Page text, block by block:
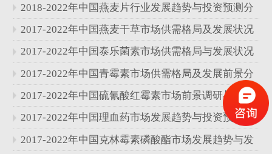
加入我们
况与竞争调研分析报告
2018-2022年中国燕麦片行业发展趋势与投资预测分
析报告
2017-2022年中国燕麦干草市场供需格局及发展状况
分析报告
2017-2022年中国泰乐菌素市场供需格局与发展状况
分析报告
2017-2022年中国青霉素市场供需格局及发展前景分
析报告
2017-2022年中国硫氰酸红霉素市场前景调研与发展
战略分析报告
2017-2022年中国理血药市场发展趋势与投资预测分
析报告
2017-2022年中国克林霉素磷酸酯市场发展趋势与发